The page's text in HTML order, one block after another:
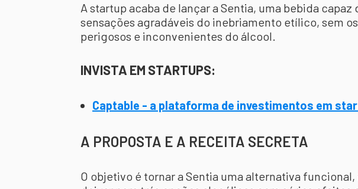
A startup acaba de lançar a Sentia, uma bebida capaz
sensações agradáveis do inebriamento etílico, sem
perigosos e inconvenientes do álcool.
INVISTA EM STARTUPS:
Captable - a plataforma de investimentos em
A PROPOSTA E A RECEITA SECRETA
O objetivo é tornar a Sentia uma alternativa